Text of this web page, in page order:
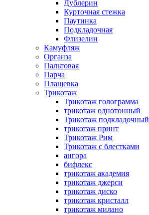
Дублерин
Курточная стежка
Паутинка
Подкладочная
Флизелин
Камуфляж
Органза
Пальтовая
Парча
Плащевка
Трикотаж
Трикотаж голограмма
трикотаж однотонный
Трикотаж подкладочный
трикотаж принт
Трикотаж Рим
Трикотаж с блестками
ангора
бифлекс
трикотаж академия
трикотаж джерси
трикотаж диско
трикотаж кристалл
трикотаж милано